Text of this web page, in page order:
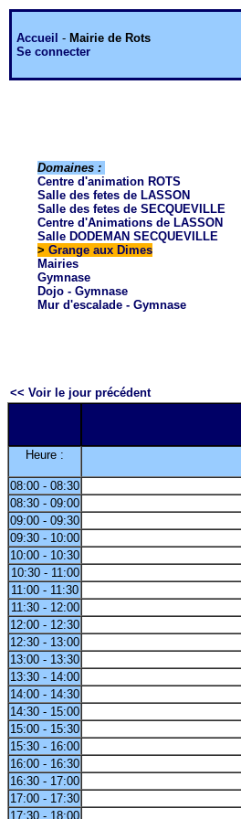
Accueil - Mairie de Rots
Se connecter
Domaines :
Centre d'animation ROTS
Salle des fetes de LASSON
Salle des fetes de SECQUEVILLE
Centre d'Animations de LASSON
Salle DODEMAN SECQUEVILLE
> Grange aux Dimes
Mairies
Gymnase
Dojo - Gymnase
Mur d'escalade - Gymnase
<< Voir le jour précédent
Heure :
08:00 - 08:30
08:30 - 09:00
09:00 - 09:30
09:30 - 10:00
10:00 - 10:30
10:30 - 11:00
11:00 - 11:30
11:30 - 12:00
12:00 - 12:30
12:30 - 13:00
13:00 - 13:30
13:30 - 14:00
14:00 - 14:30
14:30 - 15:00
15:00 - 15:30
15:30 - 16:00
16:00 - 16:30
16:30 - 17:00
17:00 - 17:30
17:30 - 18:00